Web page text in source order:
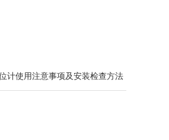
计使用注意事项及安装检查方法